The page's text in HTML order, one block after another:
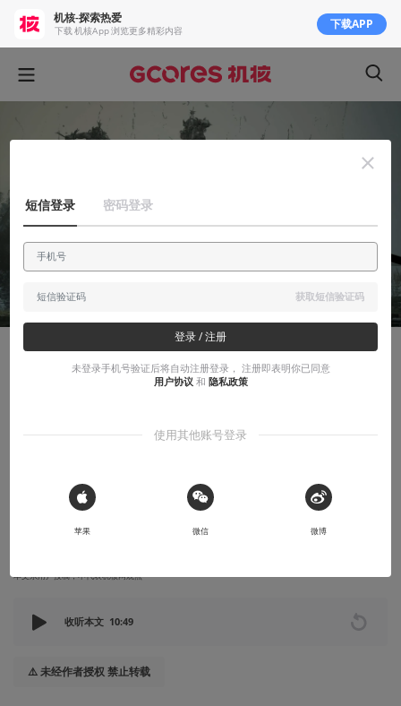
不少，但未来很可期
本文系用户投稿，不代表机核网观点
收听本文 10:49
⚠️ 未经作者授权 禁止转载
机核-探索热爱
下载 机核App 浏览更多精彩内容 下载APP
短信登录 密码登录
获取短信验证码
登录 / 注册
未登录手机号验证后将自动注册登录， 注册即表明你已同意
用户协议 和 隐私政策
使用其他账号登录
 Sign in with Apple
苹果 微信 微博